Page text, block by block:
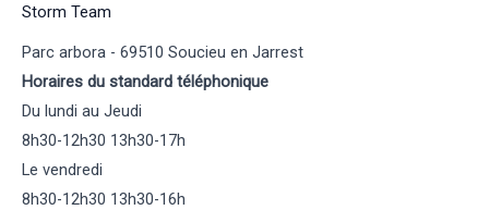
Storm Team
Parc arbora - 69510 Soucieu en Jarrest
Horaires du standard téléphonique
Du lundi au Jeudi
8h30-12h30 13h30-17h
Le vendredi
8h30-12h30 13h30-16h